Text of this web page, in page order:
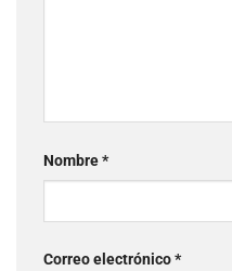
Nombre*
Correo electrónico*